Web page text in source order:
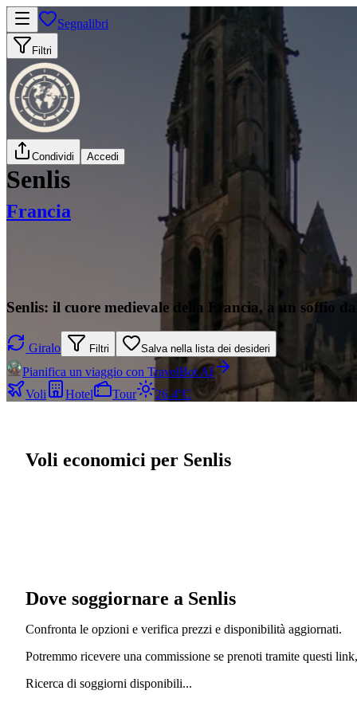
Segnalibri
Filtri
Condividi Accedi
Senlis
Francia
Senlis: il cuore medievale della Francia, a un soffio
Giralo Filtri Salva nella lista dei desideri
Pianifica un viaggio con TravelBot AI
Voli
Hotel Tour 26.4°C
Voli economici per Senlis
Dove soggiornare a Senlis
Confronta le opzioni e verifica prezzi e disponibilità aggiornati.
Potremmo ricevere una commissione se prenoti tramite questi
Ricerca di soggiorni disponibili...